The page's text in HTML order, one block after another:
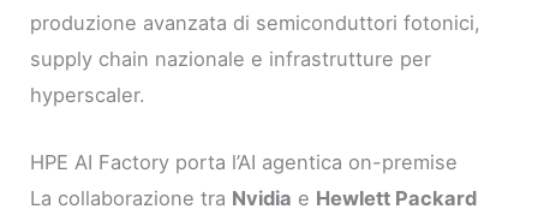
produzione avanzata di semiconduttori fotonici,
supply chain nazionale e infrastrutture per
hyperscaler.
HPE AI Factory porta l’AI agentica on-premise
La collaborazione tra Nvidia e Hewlett Packard